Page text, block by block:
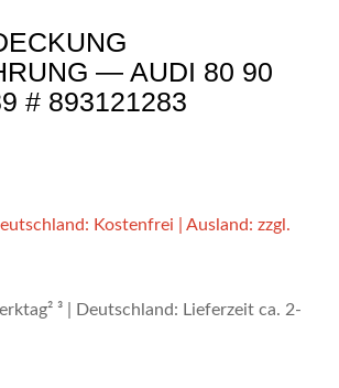
— AUDI 80 90
# 893121283
Kostenfrei | Ausland: zzgl.
³ | Deutschland: Lieferzeit ca. 2-